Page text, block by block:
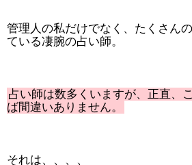
管理人の私だけでなく、たくさん
ている凄腕の占い師。
占い師は数多くいますが、正直、
ば間違いありません。
それは、、、、